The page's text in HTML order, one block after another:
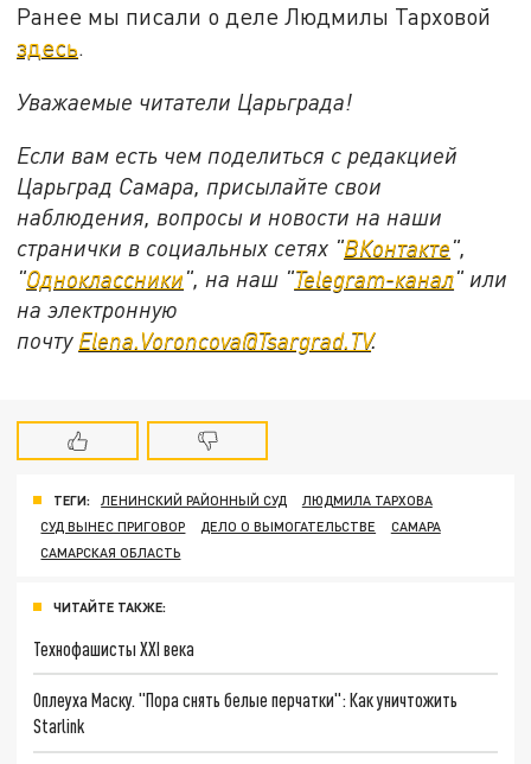
Ранее мы писали о деле Людмилы Тарховой
здесь.
Уважаемые читатели Царьграда!
Если вам есть чем поделиться с редакцией
Царьград Самара, присылайте свои
наблюдения, вопросы и новости на наши
странички в социальных сетях "ВКонтакте",
"Одноклассники", на наш "Telegram-канал" или
на электронную
почту Elena.Voroncova@Tsargrad.TV.
ТЕГИ: ЛЕНИНСКИЙ РАЙОННЫЙ СУД
ЛЮДМИЛА ТАРХОВА
СУД ВЫНЕС ПРИГОВОР
ДЕЛО О ВЫМОГАТЕЛЬСТВЕ
САМАРА
САМАРСКАЯ ОБЛАСТЬ
ЧИТАЙТЕ ТАКЖЕ:
Технофашисты XXI века
Оплеуха Маску. "Пора снять белые перчатки": Как уничтожить
Starlink